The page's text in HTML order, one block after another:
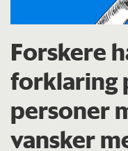
Forskere
forklaring
personer
vansker